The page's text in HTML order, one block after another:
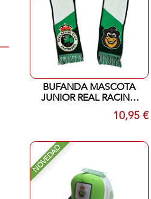
BUFANDA MASCOTA
JUNIOR REAL RACING
CLUB SANTANDER10,95 €
NOVEDAD